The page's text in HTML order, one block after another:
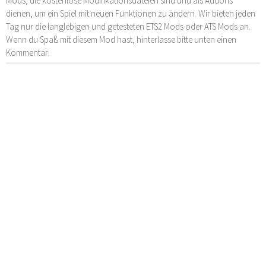
dienen, um ein Spiel mit neuen Funktionen zu ändern. Wir bieten jeden
Tag nur die langlebigen und getesteten ETS2 Mods oder ATS Mods an.
Wenn du Spaß mit diesem Mod hast, hinterlasse bitte unten einen
Kommentar.